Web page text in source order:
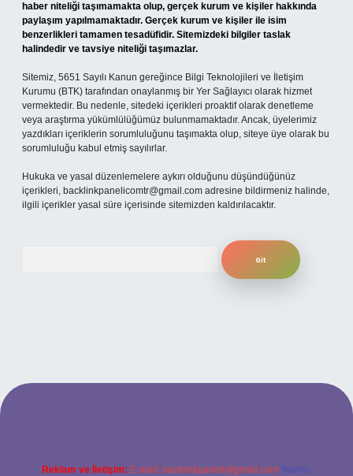
haber niteliği taşımamakta olup, gerçek kurum ve kişiler hakkında
paylaşım yapılmamaktadır. Gerçek kurum ve kişiler ile isim
benzerlikleri tamamen tesadüfidir. Sitemizdeki bilgiler taslak
halindedir ve tavsiye niteliği taşımazlar.
Sitemiz, 5651 Sayılı Kanun gereğince Bilgi Teknolojileri ve İletişim
Kurumu (BTK) tarafından onaylanmış bir Yer Sağlayıcı olarak hizmet
vermektedir. Bu nedenle, sitedeki içerikleri proaktif olarak denetleme
veya araştırma yükümlülüğümüz bulunmamaktadır. Ancak, üyelerimiz
yazdıkları içeriklerin sorumluluğunu taşımakta olup, siteye üye olarak bu
sorumluluğu kabul etmiş sayılırlar.
Hukuka ve yasal düzenlemelere aykırı olduğunu düşündüğünüz
içerikleri, backlinkpanelicomtr@gmail.com adresine bildirmeniz halinde,
ilgili içerikler yasal süre içerisinde sitemizden kaldırılacaktır.
betexper güncel giriş
Reklam ve İletişim: E-mail: backlinkpaneli@gmail.com Teams: